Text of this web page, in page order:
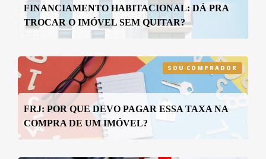
FINANCIAMENTO HABITACIONAL: DÁ PRA
TROCAR O IMÓVEL SEM QUITAR?
SOU COMPRADOR
FRJ: POR QUE DEVO PAGAR ESSA TAXA NA
COMPRA DE UM IMÓVEL?